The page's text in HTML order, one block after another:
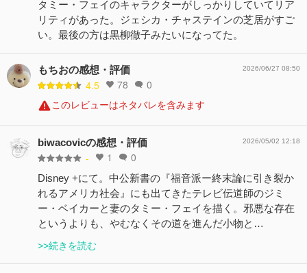
タミー・フェイのキャラクターがしっかりしていてリア
リティがあった。ジェシカ・チャステインの芝居がすご
い。最後の方は黒柳徹子みたいになってた。
もちおの感想・評価
4.5 78 0
2026/06/27 08:50
このレビューはネタバレを含みます
biwacovicの感想・評価
- 1 0
2026/05/02 12:18
Disney +にて。中公新書の『福音派ー終末論に引き裂か
れるアメリカ社会』にも出てきたテレビ伝道師のジミ
ー・ベイカーと妻のタミー・フェイを描く。邪悪な存在
というよりも、やむなくその道を進んだ小物と…
>>続きを読む